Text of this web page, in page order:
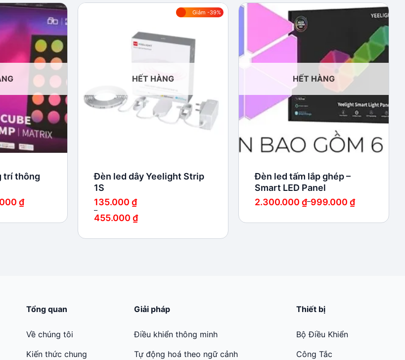
Add to
wishlist
trí thông
₫
Giảm -39%
HẾT HÀNG
Đèn led dây Yeelight Strip
1S
135.000 ₫
–
455.000 ₫
từ
Add to
wishlist
HẾT HÀNG
Đèn led tấm lắp ghép –
Smart LED Panel
999.000 ₫
–
2.300.000 ₫
Khoảng
giá:
999.000 ₫
Tổng quan
Về chúng tôi
Kiến thức chung
Giải pháp
Điều khiển thông minh
Tự động hoá theo ngữ cảnh
Thiết bị
Bộ Điều Khiển
Công Tắc